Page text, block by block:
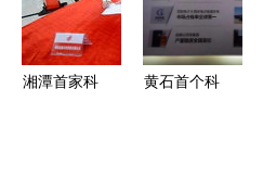
介服务视角
的审视
湘潭首家科
黄石首个科